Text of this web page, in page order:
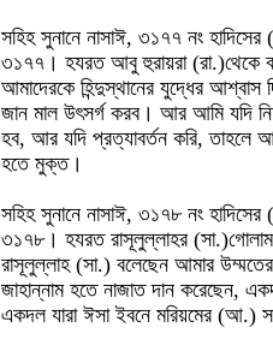
সহিহ সুনানে নাসাঈ, ৩১৭৭ নং
৩১৭৭। হযরত আবু হুরায়রা (রা.)থেকে
আমাদেরকে হিন্দুস্থানের যুদ্ধের
জান মাল উৎসর্গ করব। আর আমি যদি
হব, আর যদি প্রত্যাবর্তন করি, তাহলে
হতে মুক্ত।
সহিহ সুনানে নাসাঈ, ৩১৭৮ নং
৩১৭৮। হযরত রাসূলুল্লাহর (সা.)গোলাম
রাসূলুল্লাহ (সা.) বলেছেন আমার
জাহান্নাম হতে নাজাত দান করেছেন,
একদল যারা ঈসা ইবনে মরিয়মের (আ.)